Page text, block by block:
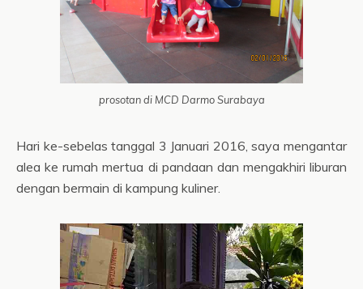
prosotan di MCD Darmo Surabaya
Hari ke-sebelas tanggal 3 Januari 2016, saya mengantar
alea ke rumah mertua di pandaan dan mengakhiri liburan
dengan bermain di kampung kuliner.